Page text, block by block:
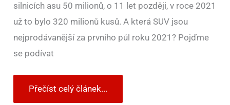
silnicích asu 50 milionů, o 11 let později, v roce 2021
už to bylo 320 milionů kusů. A která SUV jsou
nejprodávanější za prvního půl roku 2021? Pojďme
se podívat
Přečíst celý článek...